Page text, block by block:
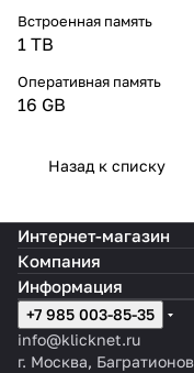
Встроенная память
1 TB
Оперативная память
16 GB
Назад к списку
Интернет-магазин
Компания
Информация
+7 985 003-85-35
info@klicknet.ru
г. Москва,